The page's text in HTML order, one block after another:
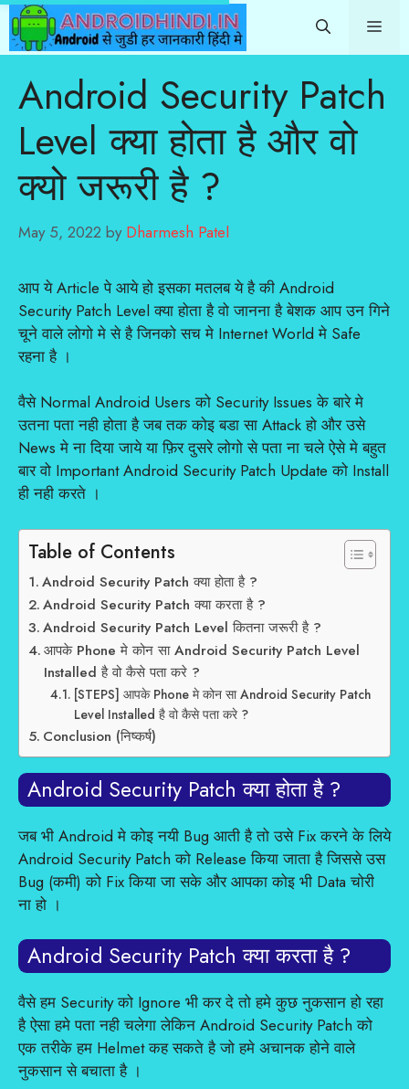
Skip
to
content
Android Security Patch
Level क्या होता है और वो
क्यो जरूरी है ?
May 5, 2022 by Dharmesh Patel
आप ये Article पे आये हो इसका मतलब ये है की Android
Security Patch Level क्या होता है वो जानना है बेशक आप उन गिने
चूने वाले लोगो मे से है जिनको सच मे Internet World मे Safe
रहना है ।
वैसे Normal Android Users को Security Issues के बारे मे
उतना पता नही होता है जब तक कोइ बडा सा Attack हो और उसे
News मे ना दिया जाये या फ़िर दुसरे लोगो से पता ना चले ऐसे मे बहुत
बार वो Important Android Security Patch Update को Install
ही नही करते ।
Table of Contents
Android Security Patch क्या होता है ?
Android Security Patch क्या करता है ?
Android Security Patch Level कितना जरूरी है ?
आपके Phone मे कोन सा Android Security Patch Level
Installed है वो कैसे पता करे ?
[STEPS] आपके Phone मे कोन सा Android Security Patch
Level Installed है वो कैसे पता करे ?
Conclusion (निष्कर्ष)
Android Security Patch क्या होता है ?
जब भी Android मे कोइ नयी Bug आती है तो उसे Fix करने के लिये
Android Security Patch को Release किया जाता है जिससे उस
Bug (कमी) को Fix किया जा सके और आपका कोइ भी Data चोरी
ना हो ।
Android Security Patch क्या करता है ?
वैसे हम Security को Ignore भी कर दे तो हमे कुछ नुकसान हो रहा
है ऐसा हमे पता नही चलेगा लेकिन Android Security Patch को
एक तरीके हम Helmet कह सकते है जो हमे अचानक होने वाले
नुकसान से बचाता है ।